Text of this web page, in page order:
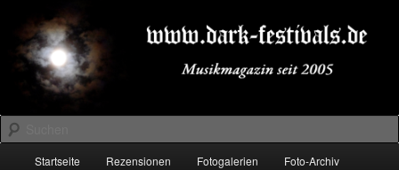
primären
Inhalt
springen
sekundären
Inhalt
springenDARK-FESTIVALS.DE
Suchen
Startseite Rezensionen Fotogalerien Foto-Archiv